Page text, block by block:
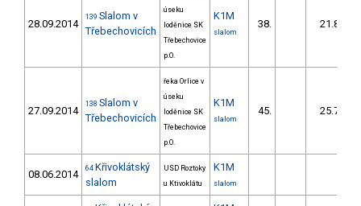
28.09.2014
139 Slalom v
Třebechovicích
úseku
loděnice SK
Třebechovice
p.O.
K1M
slalom
38. 21.80
27.09.2014
138 Slalom v
Třebechovicích
řeka Orlice v
úseku
loděnice SK
Třebechovice
p.O.
K1M
slalom
45. 25.70
08.06.2014 64 Křivoklátský
slalom
USD Roztoky
u Ktivoklátu
K1M
slalom